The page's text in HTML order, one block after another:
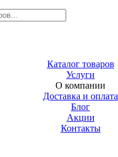
Электронная
Время работы
Москва, ул.
Новослободская
д. 57/65, помещ.
Каталог товаров
Услуги
О компании
Доставка и оплата
Блог
Акции
Контакты